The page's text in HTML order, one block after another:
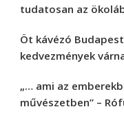
tudatosan az
Öt kávézó
kedvezmények
„… ami az
művészetben” –